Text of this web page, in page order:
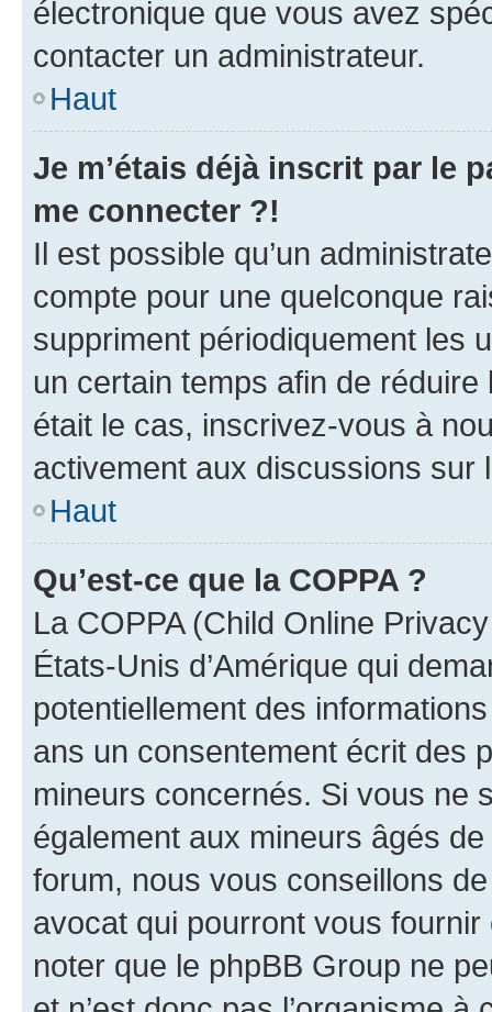
électronique que vous avez
contacter un administrateur.
Haut
Je m’étais déjà inscrit par le
me connecter ?!
Il est possible qu’un
compte pour une quelconque
suppriment périodiquement les
un certain temps afin de
était le cas, inscrivez-vous à
activement aux discussions sur
Haut
Qu’est-ce que la COPPA ?
La COPPA (Child Online
États-Unis d’Amérique qui
potentiellement des
ans un consentement écrit des
mineurs concernés. Si vous ne
également aux mineurs âgés
forum, nous vous conseillons
avocat qui pourront vous
noter que le phpBB Group ne